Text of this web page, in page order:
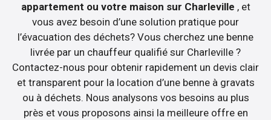
appartement ou votre maison sur Charleville , et
vous avez besoin d’une solution pratique pour
l’évacuation des déchets? Vous cherchez une benne
livrée par un chauffeur qualifié sur Charleville ?
Contactez-nous pour obtenir rapidement un devis clair
et transparent pour la location d’une benne à gravats
ou à déchets. Nous analysons vos besoins au plus
près et vous proposons ainsi la meilleure offre en